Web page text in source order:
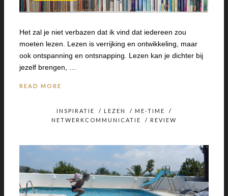
Het zal je niet verbazen dat ik vind dat iedereen zou
moeten lezen. Lezen is verrijking en ontwikkeling, maar
ook ontspanning en ontsnapping. Lezen kan je dichter bij
jezelf brengen, …
READ MORE
INSPIRATIE / LEZEN / ME-TIME
/
NETWERKCOMMUNICATIE
/ REVIEW